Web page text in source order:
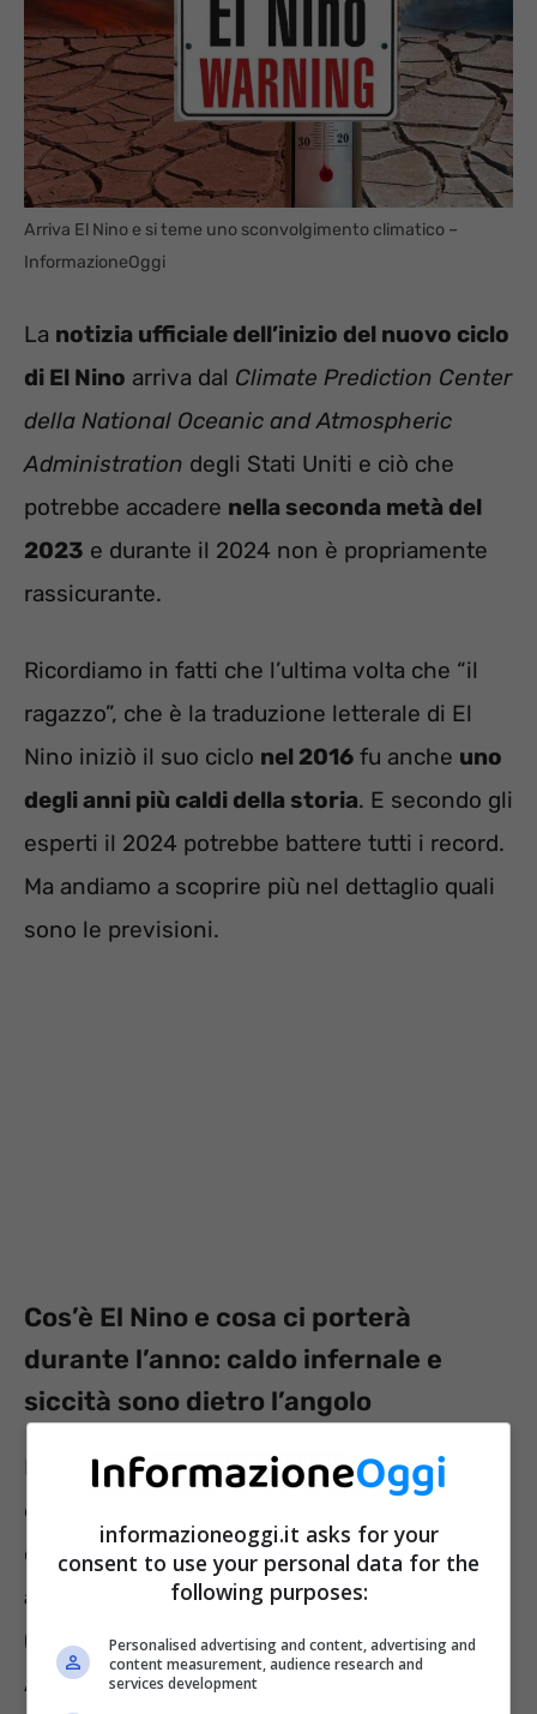
Arriva El Nino e si teme uno sconvolgimento climatico –
InformazioneOggi
La notizia ufficiale dell’inizio del nuovo ciclo
di El Nino arriva dal Climate Prediction Center
della National Oceanic and Atmospheric
Administration degli Stati Uniti e ciò che
potrebbe accadere nella seconda metà del
2023 e durante il 2024 non è propriamente
rassicurante.
Ricordiamo in fatti che l’ultima volta che “il
ragazzo”, che è la traduzione letterale di El
Nino iniziò il suo ciclo nel 2016 fu anche uno
degli anni più caldi della storia. E secondo gli
esperti il 2024 potrebbe battere tutti i record.
Ma andiamo a scoprire più nel dettaglio quali
sono le previsioni.
Cos’è El Nino e cosa ci porterà
durante l’anno: caldo infernale e
siccità sono dietro l’angolo
Per capire cosa sia precisamente il fenomeno
della “nascita” di El Nino possiamo rifarci a
come lo definisconodue importanti
agenzie
di rilievo mondiale, laNOAA
(National Oceanic and Atmospheric
Administration) e laBOM
informazioneoggi.it asks for your
consent to use your personal data for the
following purposes:
Personalised advertising and content, advertising and
content measurement, audience research and
services development